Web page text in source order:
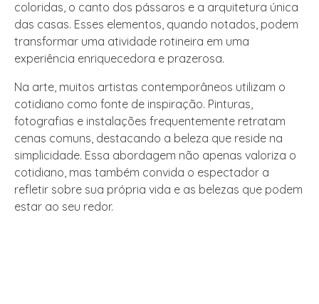
coloridas, o canto dos pássaros e a arquitetura única
das casas. Esses elementos, quando notados, podem
transformar uma atividade rotineira em uma
experiência enriquecedora e prazerosa.
Na arte, muitos artistas contemporâneos utilizam o
cotidiano como fonte de inspiração. Pinturas,
fotografias e instalações frequentemente retratam
cenas comuns, destacando a beleza que reside na
simplicidade. Essa abordagem não apenas valoriza o
cotidiano, mas também convida o espectador a
refletir sobre sua própria vida e as belezas que podem
estar ao seu redor.